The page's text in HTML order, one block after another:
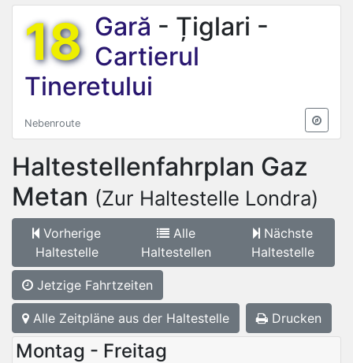
18 Gară - Țiglari -
Cartierul
Tineretului
Nebenroute
Haltestellenfahrplan Gaz
Metan (Zur Haltestelle Londra)
Vorherige
Haltestelle
Alle
Haltestellen
Nächste
Haltestelle
Jetzige Fahrtzeiten
Alle Zeitpläne aus der Haltestelle Drucken
Montag - Freitag